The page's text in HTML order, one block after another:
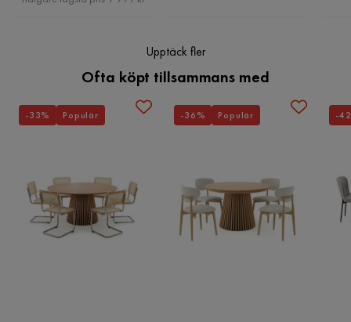
Sammansättning 100% polyester
Material klädsel Polyester
Funktion
Upptäck fler
Ofta köpt tillsammans med
-33% Populär -36% Populär -